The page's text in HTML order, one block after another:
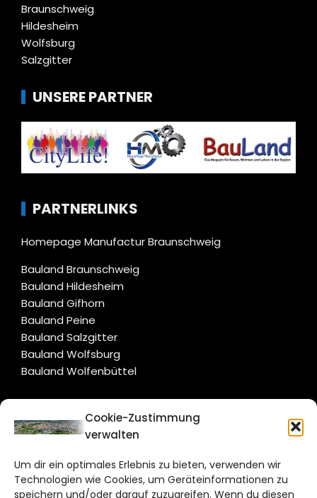
Cookie-Zustimmung
verwalten
Um dir ein optimales Erlebnis zu bieten, verwenden wir
Technologien wie Cookies, um Geräteinformationen zu
speichern und/oder darauf zuzugreifen. Wenn du diesen
Braunschweig
Hildesheim
Wolfsburg
Salzgitter
UNSERE PARTNER
PARTNERLINKS
Homepage Manufactur Braunschweig
Bauland Braunschweig
Bauland Hildesheim
Bauland Gifhorn
Bauland Peine
Bauland Salzgitter
Bauland Wolfsburg
Bauland Wolfenbüttel
CITYLIFE!
Bruchtorwall 12
38100 Braunschweig